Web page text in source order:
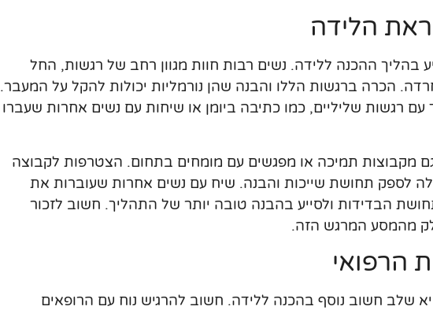
הלידה
בהליך ההכנה ללידה. נשים רבות חוות מגוון רחב של רגשות, החל
הכרה ברגשות הללו והבנה שהן נורמליות יכולות להקל על המעבר.
רגשות שליליים, כמו כתיבה ביומן או שיחות עם נשים אחרות שעברו
גם מקבוצות תמיכה או מפגשים עם מומחים בתחום. הצטרפות לקבוצה
לספק תחושת שייכות והבנה. שיח עם נשים אחרות שעוברות את
הבדידות ולסייע בהבנה טובה יותר של התהליך. חשוב לזכור
מהמסע המרגש הזה.
הרפואי
שלב חשוב נוסף בהכנה ללידה. חשוב להרגיש נוח עם הרופאים